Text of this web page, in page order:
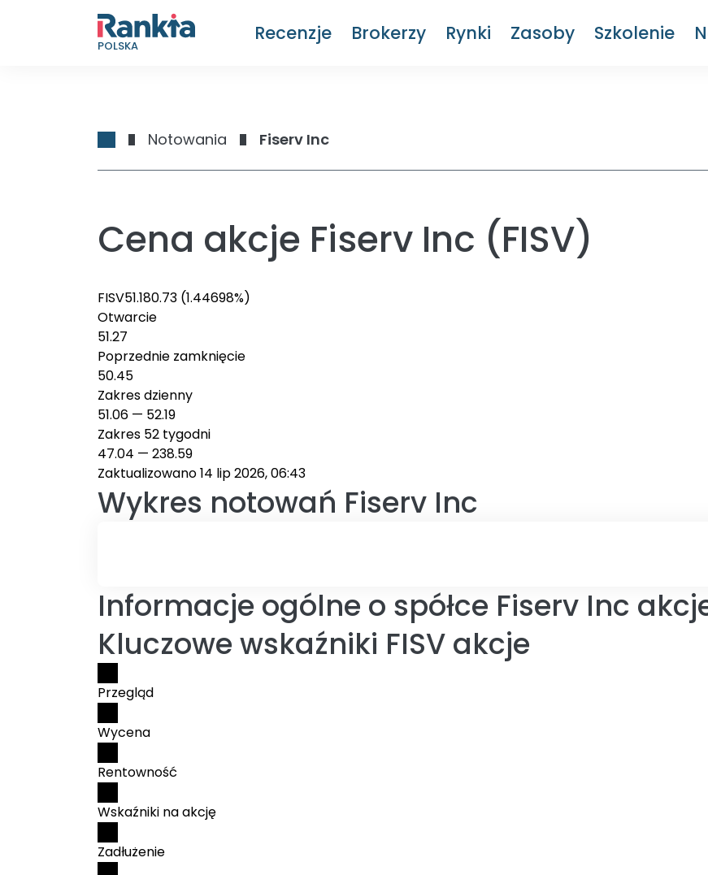
POLSKA
Recenzje Brokerzy Rynki Zasoby Szkolenie
Notowania Fiserv Inc
Cena akcje Fiserv Inc (FISV)
FISV51.180.73 (1.44698%)
Otwarcie
51.27
Poprzednie zamknięcie
50.45
Zakres dzienny
51.06 — 52.19
Zakres 52 tygodni
47.04 — 238.59
Zaktualizowano 14 lip 2026, 06:43
Wykres notowań Fiserv Inc
Informacje ogólne o spółce Fiserv Inc
Kluczowe wskaźniki FISV akcje
Przegląd
Wycena
Rentowność
Wskaźniki na akcję
Zadłużenie